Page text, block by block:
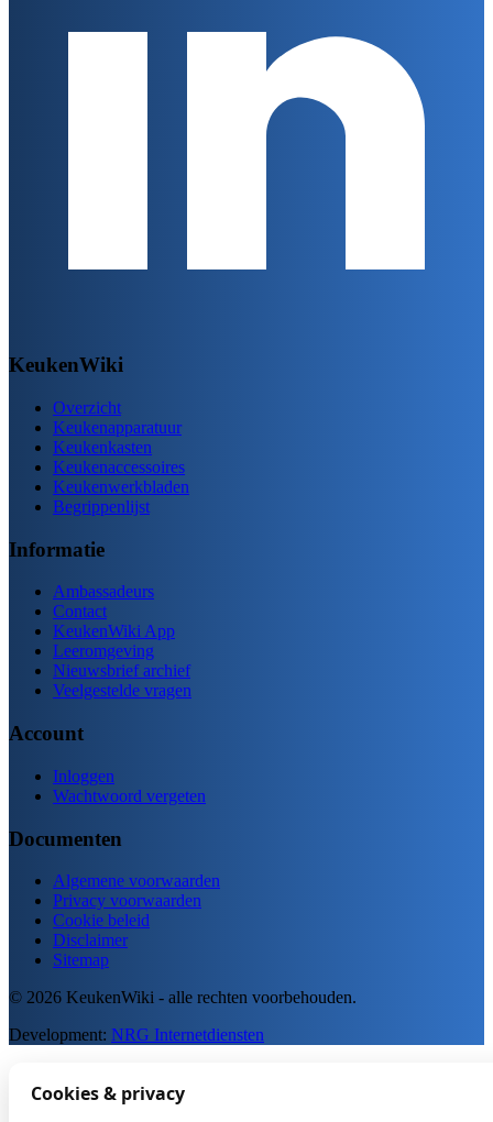
KeukenWiki
Overzicht
Keukenapparatuur
Keukenkasten
Keukenaccessoires
Keukenwerkbladen
Begrippenlijst
Informatie
Ambassadeurs
Contact
KeukenWiki App
Leeromgeving
Nieuwsbrief archief
Veelgestelde vragen
Account
Inloggen
Wachtwoord vergeten
Documenten
Algemene voorwaarden
Privacy voorwaarden
Cookie beleid
Disclaimer
Sitemap
© 2026 KeukenWiki - alle rechten voorbehouden.
Development: NRG Internetdiensten
Cookies & privacy